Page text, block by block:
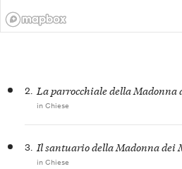
2. La parrocchiale della Madonna
in Chiese
3. Il santuario della Madonna dei
in Chiese